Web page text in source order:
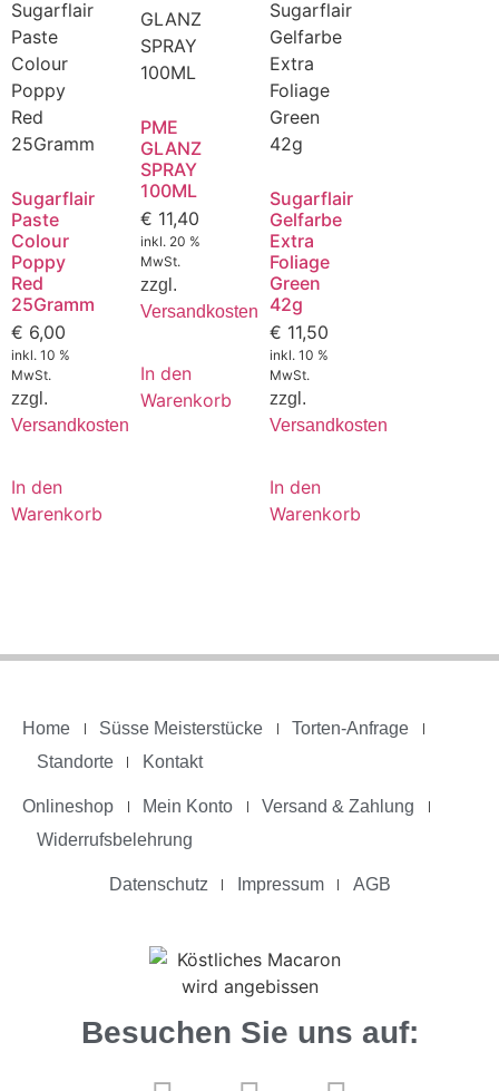
Sugarflair
Paste
Colour
Poppy
Red
25Gramm
€ 6,00
inkl. 10 %
MwSt.
zzgl.
Versandkosten
In den
Warenkorb
PME
GLANZ
SPRAY
100ML
€ 11,40
inkl. 20 %
MwSt.
zzgl.
Versandkosten
In den
Warenkorb
Sugarflair
Gelfarbe
Extra
Foliage
Green
42g
€ 11,50
inkl. 10 %
MwSt.
zzgl.
Versandkosten
In den
Warenkorb
Home Süsse Meisterstücke
Torten-Anfrage
Standorte
Kontakt
Onlineshop Mein Konto
Versand & Zahlung
Widerrufsbelehrung
Datenschutz Impressum AGB
Besuchen Sie uns auf: